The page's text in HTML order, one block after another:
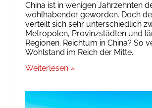
China ist in wenigen Jahrzehnten
wohlhabender geworden. Doch
verteilt sich sehr unterschiedlich
Metropolen, Provinzstädten und
Regionen. Reichtum in China? So
Wohlstand im Reich der Mitte.
Weiterlesen »